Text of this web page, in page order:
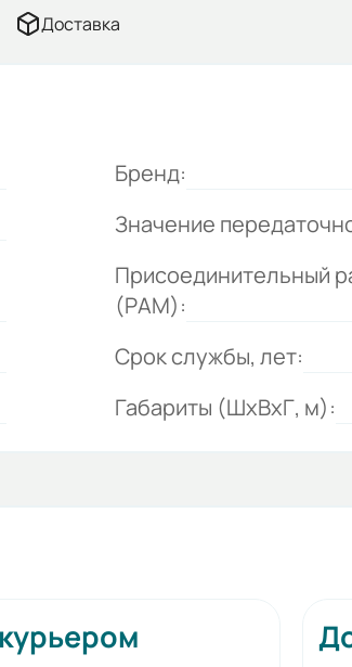
Доставка
Бренд:
Значение
Присоединительный
(РАМ):
Срок службы, лет:
Габариты (ШхВхГ, м):